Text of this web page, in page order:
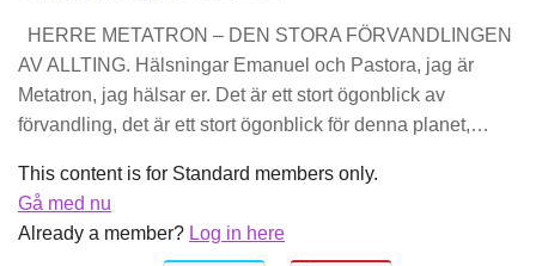
HERRE METATRON – DEN STORA FÖRVANDLINGEN
AV ALLTING. Hälsningar Emanuel och Pastora, jag är
Metatron, jag hälsar er. Det är ett stort ögonblick av
förvandling, det är ett stort ögonblick för denna planet,…
This content is for Standard members only.
Gå med nu
Already a member? Log in here